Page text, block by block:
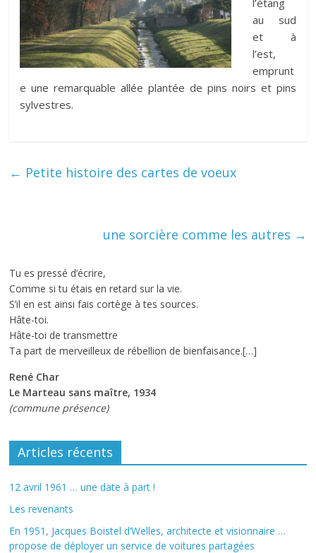
au sud
et à
l’est,
emprunt
e une remarquable allée plantée de pins noirs et pins
sylvestres.
← Petite histoire des cartes de voeux
une sorcière comme les autres →
Tu es pressé d’écrire,
Comme si tu étais en retard sur la vie.
S’il en est ainsi fais cortège à tes sources.
Hâte-toi.
Hâte-toi de transmettre
Ta part de merveilleux de rébellion de bienfaisance.[…]
René Char
Le Marteau sans maître, 1934
(commune présence)
Articles récents
12 avril 1961 … une date à part !
Les revenants
En 1951, Jacques Boistel d’Welles, architecte et visionnaire …
propose de déployer un service de voitures partagées